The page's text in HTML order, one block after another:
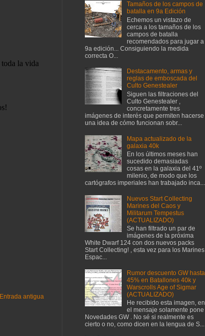
Entrada antigua
Tamaños de los campos de
batalla en 9a Edición
Echemos un vistazo de
cerca a los tamaños de los
campos de batalla
recomendados para jugar a
9a edición... Consiguiendo la medida
correcta O...
Destacamento, armas y
reglas de emboscada del
Culto Genestealer
Siguen las filtraciones del
Culto Genestealer ,
concretamente tres
imágenes de interés que permiten hacerse
una idea de cómo funcionan sobr...
Mapa actualizado de la
galaxia 40k
En los últimos meses han
sucedido demasiadas
cosas en la galaxia del 41º
milenio, de modo que los
cartógrafos imperiales han trabajado inca...
Nuevos Start Collecting
Marines del Caos y
Militarum Tempestus
(ACTUALIZADO)
Se han filtrado un par de
imágenes de la próxima
White Dwarf 124 con dos nuevos packs
Start Collecting! , esta vez para los Marines
Espac...
Rumor descuento GW hasta
45% en Batallones 40k y
Warscrolls Age of Sigmar
(ACTUALIZADO)
He recibido esta imagen, en
el mensaje solamente pone
Novedades GW . No sé si realmente es
cierto o no, como dicen en la lengua de S...